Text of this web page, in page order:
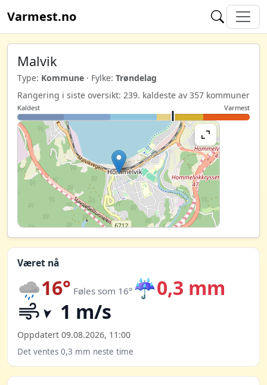
Varmest.no
Malvik
Type: Kommune · Fylke: Trøndelag
Rangering i siste oversikt: 239. kaldeste av 357 kommuner
Kaldest Varmest
Været nå
16° Føles som 16° ☔0,3 mm
1 m/s
Oppdatert 09.08.2026, 11:00
Det ventes 0,3 mm neste time